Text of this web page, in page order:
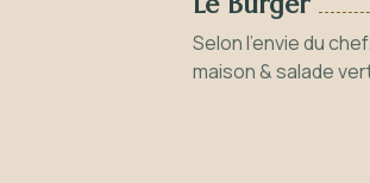
Selon l'envie du
maison & salade